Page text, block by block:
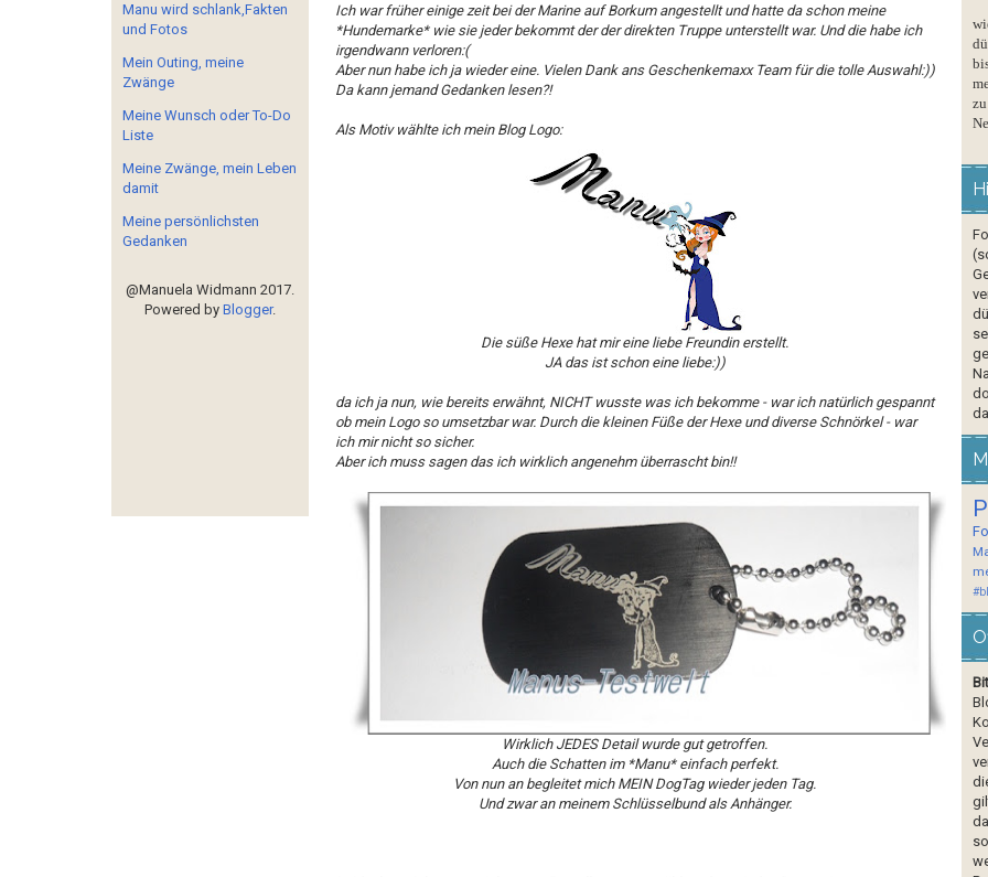
Ich war früher einige zeit bei der Marine auf Borkum angestellt und hatte da schon meine
*Hundemarke* wie sie jeder bekommt der der direkten Truppe unterstellt war. Und die habe ich
irgendwann verloren:(
Aber nun habe ich ja wieder eine. Vielen Dank ans Geschenkemaxx Team für die tolle Auswahl:))
Da kann jemand Gedanken lesen?!
Als Motiv wählte ich mein Blog Logo:
Die süße Hexe hat mir eine liebe Freundin erstellt.
JA das ist schon eine liebe:))
da ich ja nun, wie bereits erwähnt, NICHT wusste was ich bekomme - war ich natürlich gespannt
ob mein Logo so umsetzbar war. Durch die kleinen Füße der Hexe und diverse Schnörkel - war
ich mir nicht so sicher.
Aber ich muss sagen das ich wirklich angenehm überrascht bin!!
Wirklich JEDES Detail wurde gut getroffen.
Auch die Schatten im *Manu* einfach perfekt.
Von nun an begleitet mich MEIN DogTag wieder jeden Tag.
Und zwar an meinem Schlüsselbund als Anhänger.
Manu wird schlank,Fakten
und Fotos
Mein Outing, meine
Zwänge
Meine Wunsch oder To-Do
Liste
Meine Zwänge, mein Leben
damit
Meine persönlichsten
Gedanken
@Manuela Widmann 2017.
Powered by Blogger.